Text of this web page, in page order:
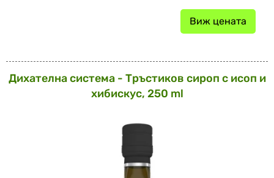
Виж цената
Дихателна система - Тръстиков сироп с исоп и
хибискус, 250 ml